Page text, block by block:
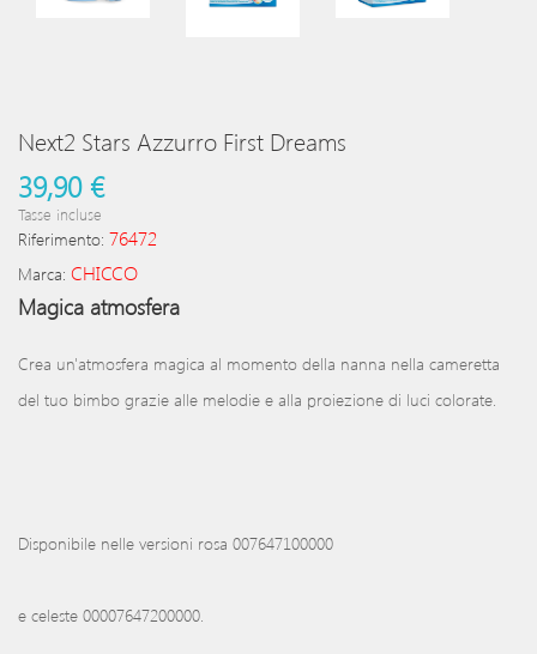
Next2 Stars Azzurro First Dreams
39,90 €
Tasse incluse
Riferimento: 76472
Marca: CHICCO
Magica atmosfera
Crea un'atmosfera magica al momento della nanna nella cameretta
del tuo bimbo grazie alle melodie e alla proiezione di luci colorate.
Disponibile nelle versioni rosa 007647100000
e celeste 00007647200000.